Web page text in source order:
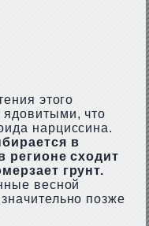
этого
что
нарциссина.
в
регионе сходит
грунт.
весной
позже